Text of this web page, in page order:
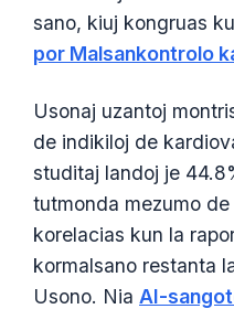
sano, kiuj kongruas
por Malsankontrolo
Usonaj uzantoj
de indikiloj de
studitaj landoj je
tutmonda mezumo
korelacias kun la
kormalsano restanta
Usono. Nia AI-